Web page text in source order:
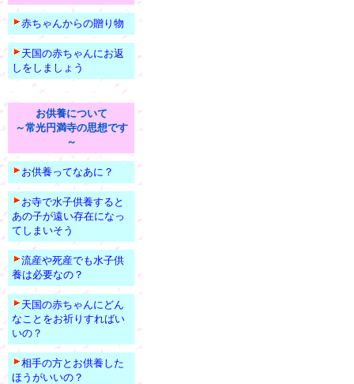
赤ちゃんからの贈り物
天国の赤ちゃんにお返
しをしましょう
お供養について
～常光円満寺の思想です
～
お供養ってなあに？
お寺で水子供養すると
あの子が遠い存在になっ
てしまいそう
流産や死産でも水子供
養は必要なの？
天国の赤ちゃんにどん
なことをお祈りすればい
いの？
相手の方とお供養した
ほうがいいの？